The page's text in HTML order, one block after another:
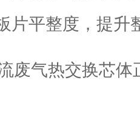
片平整度，提升